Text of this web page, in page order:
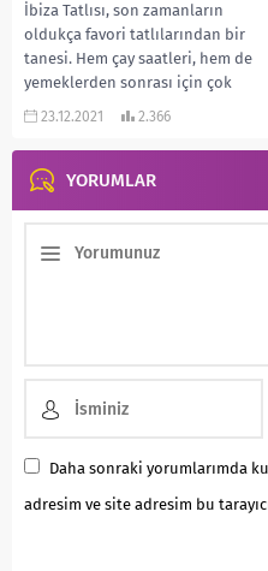
İbiza Tatlısı, son zamanların
oldukça favori tatlılarından bir
tanesi. Hem çay saatleri, hem de
yemeklerden sonrası için çok
uygun bir...
23.12.2021 2.366
YORUMLAR
Daha sonraki yorumlarımda
adresim ve site adresim bu